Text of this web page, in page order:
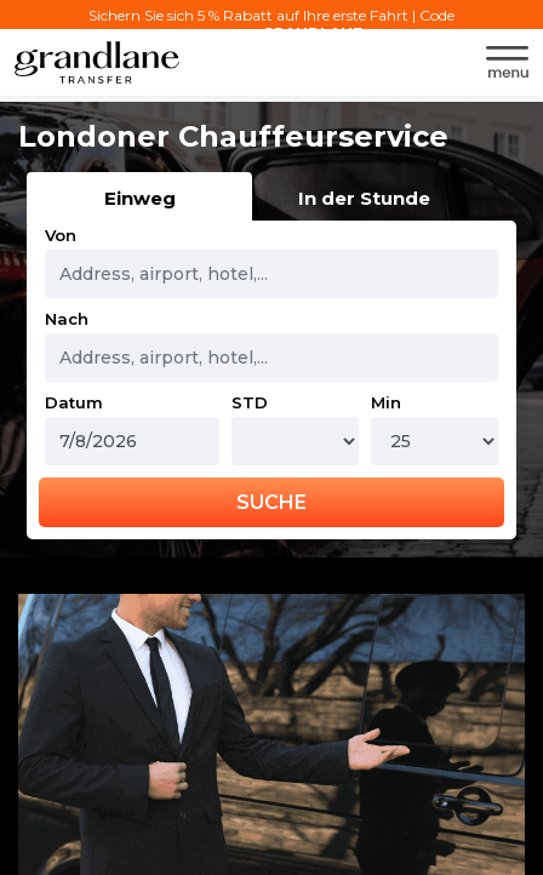
Sichern Sie sich 5 % Rabatt auf Ihre erste Fahrt | Code
verwenden:GRANDLANE
Londoner Chauffeurservice
Einweg In der Stunde
Von
Nach
Datum STD Min
SUCHE